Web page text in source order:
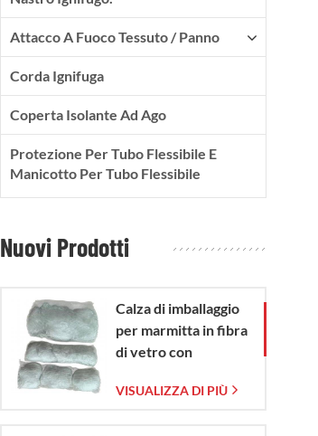
Attacco A Fuoco Tessuto / Panno
Corda Ignifuga
Coperta Isolante Ad Ago
Protezione Per Tubo Flessibile E
Manicotto Per Tubo Flessibile
Nuovi Prodotti
Calza di imballaggio
per marmitta in fibra
di vetro con
vetro intrecciata
VISUALIZZA DI PIÙ